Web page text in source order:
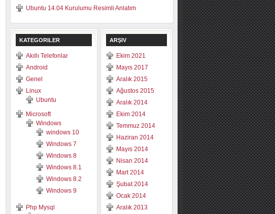
Ubuntu 14.04 Kurulumu Resimli Anlatım
KATEGORILER
Akıllı Telefonlar
Android
Genel
Linux
Ubuntu
Microsoft
Windows
windows 10
Windows 7
Windows 8
Windows 8.1
Windows 8.2
Windows 9
Php Mysql
ARŞIV
Ekim 2021
Mayıs 2017
Aralık 2015
Ağustos 2015
Aralık 2014
Ekim 2014
Temmuz 2014
Haziran 2014
Mayıs 2014
Nisan 2014
Mart 2014
Şubat 2014
Ocak 2014
Aralık 2013